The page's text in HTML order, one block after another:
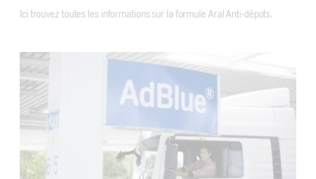
Ici trouvez toutes les informations sur la formule Aral Anti-dépots.